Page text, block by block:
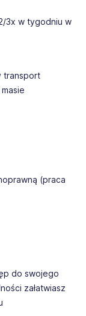
3x w tygodniu w
transport
(praca
do swojego
załatwiasz